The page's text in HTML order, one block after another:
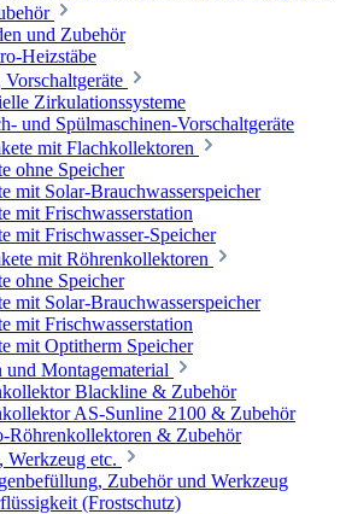
und Zubehör
Heizstäbe
Zirkulationssysteme
und Spülmaschinen-Vorschaltgeräte
mit Flachkollektoren
ohne Speicher
mit Solar-Brauchwasserspeicher
mit Frischwasserstation
mit Frischwasser-Speicher
mit Röhrenkollektoren
ohne Speicher
mit Solar-Brauchwasserspeicher
mit Frischwasserstation
mit Optitherm Speicher
Montagematerial
Blackline & Zubehör
AS-Sunline 2100 & Zubehör
Röhrenkollektoren & Zubehör
Werkzeug etc.
Zubehör und Werkzeug
(Frostschutz)